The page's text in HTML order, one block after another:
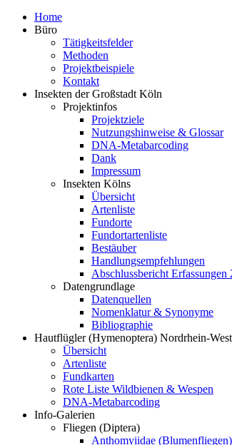
Home
Büro
Tätigkeitsfelder
Methoden
Projektbeispiele
Kontakt
Insekten der Großstadt Köln
Projektinfos
Projektziele
Nutzungshinweise & Glossar
DNA-Metabarcoding
Dank
Impressum
Insekten Kölns
Übersicht
Artenliste
Fundorte
Fundortartenliste
Bestäuber
Handlungsempfehlungen
Abschlussbericht Erfassungen
Datengrundlage
Datenquellen
Nomenklatur & Synonyme
Bibliographie
Hautflügler (Hymenoptera) Nordrhein-
Übersicht
Artenliste
Fundkarten
Rote Liste Wildbienen & Wespen
DNA-Metabarcoding
Info-Galerien
Fliegen (Diptera)
Anthomyiidae (Blumenfliegen)